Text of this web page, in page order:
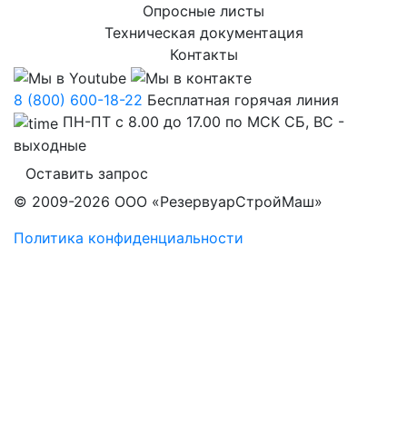
Опросные листы
Техническая документация
Контакты
8 (800) 600-18-22 Бесплатная горячая линия
ПН-ПТ с 8.00 до 17.00 по МСК СБ, ВС -
выходные
Оставить запрос
© 2009-2026 ООО «РезервуарСтройМаш»
Политика конфиденциальности